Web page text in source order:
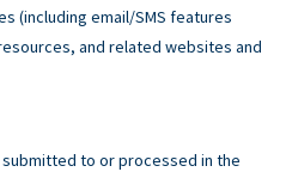
(including email/SMS features
and related websites and
submitted to or processed in the